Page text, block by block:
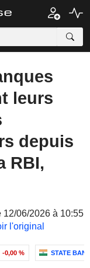
leurs
depuis
RBI,
12/06/2026 à 10:55
l'original
-0,00 % STATE